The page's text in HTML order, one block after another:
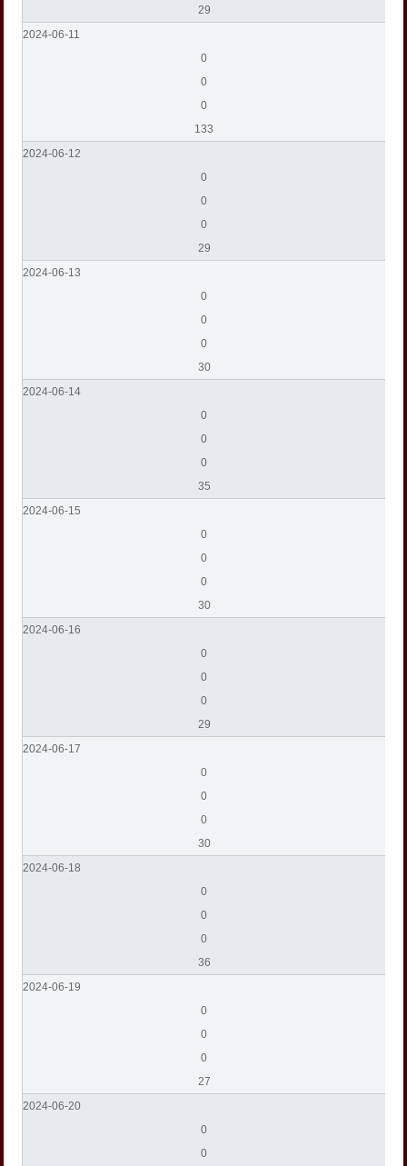
29
2024-06-11
0
0
0
133
2024-06-12
0
0
0
29
2024-06-13
0
0
0
30
2024-06-14
0
0
0
35
2024-06-15
0
0
0
30
2024-06-16
0
0
0
29
2024-06-17
0
0
0
30
2024-06-18
0
0
0
36
2024-06-19
0
0
0
27
2024-06-20
0
0